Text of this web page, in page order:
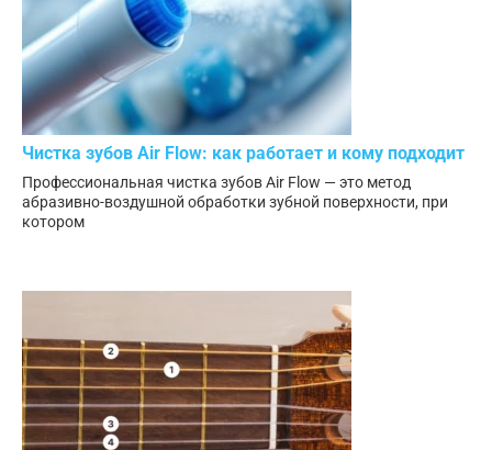
Чистка зубов Air Flow: как работает и кому подходит
Профессиональная чистка зубов Air Flow — это метод
абразивно-воздушной обработки зубной поверхности, при
котором